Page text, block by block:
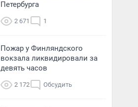
Петербурга
2 671 1
Пожар у Финляндского
вокзала ликвидировали за
девять часов
2 172 Обсудить